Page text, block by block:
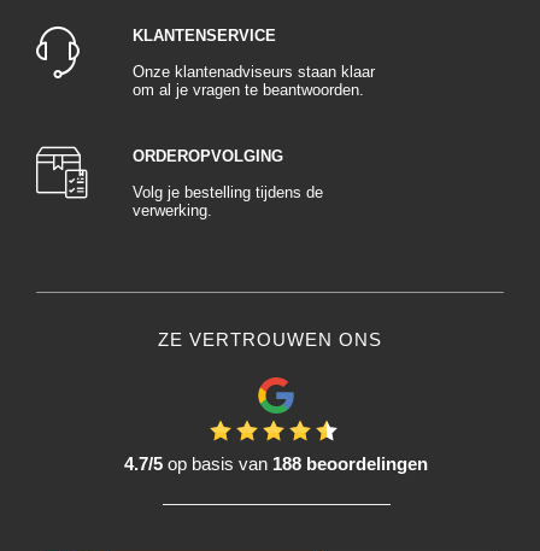
KLANTENSERVICE
Onze klantenadviseurs staan klaar
om al je vragen te beantwoorden.
ORDEROPVOLGING
Volg je bestelling tijdens de
verwerking.
ZE VERTROUWEN ONS
4.7/5 op basis van 188 beoordelingen